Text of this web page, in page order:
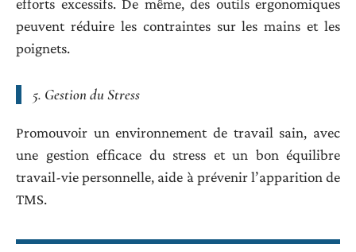
efforts excessifs. De même, des outils ergonomiques
peuvent réduire les contraintes sur les mains et les
poignets.
5. Gestion du Stress
Promouvoir un environnement de travail sain, avec
une gestion efficace du stress et un bon équilibre
travail-vie personnelle, aide à prévenir l’apparition de
TMS.